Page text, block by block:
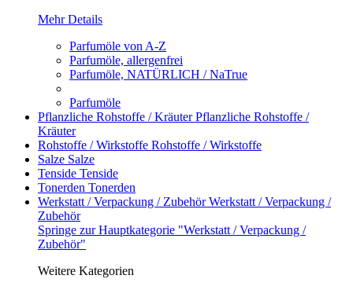
Mehr Details
Parfumöle von A-Z
Parfumöle, allergenfrei
Parfumöle, NATÜRLICH / NaTrue
Parfumöle
Pflanzliche Rohstoffe / KräuterPflanzliche Rohstoffe /
Kräuter
Rohstoffe / Wirkstoffe Rohstoffe / Wirkstoffe
Salze Salze
Tenside Tenside
Tonerden Tonerden
Werkstatt / Verpackung / ZubehörWerkstatt / Verpackung /
Zubehör
Springe zur Hauptkategorie "Werkstatt / Verpackung /
Zubehör"
Weitere Kategorien